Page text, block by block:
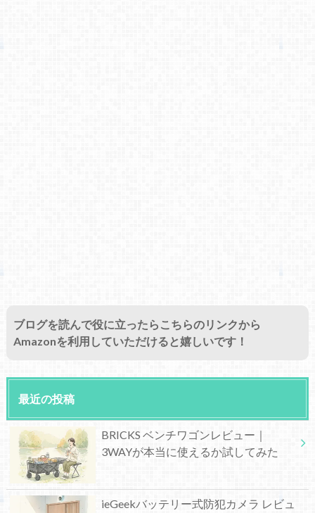
ブログを読んで役に立ったらこちらのリンクから
Amazonを利用していただけると嬉しいです！
最近の投稿
BRICKS ベンチワゴンレビュー｜
3WAYが本当に使えるか試してみた
ieGeekバッテリー式防犯カメラ レビュ